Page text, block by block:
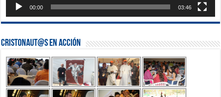
00:00 03:46
Cristonaut@s en Acción